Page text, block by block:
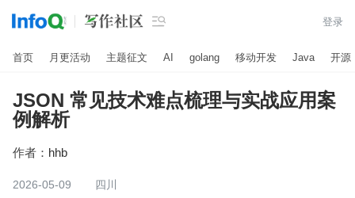
 登录
首页 月更活动 主题征文 AI golang 移动开发 Java 开源
JSON 常见技术难点梳理与实战应用案
例解析
作者： hhb
2026-05-09
四川